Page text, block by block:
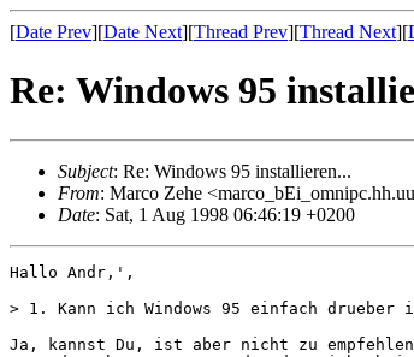
[Date Prev][Date Next][Thread Prev][Thread Next][
Re: Windows 95
Subject: Re: Windows 95 installieren...
From: Marco Zehe
Date: Sat, 1 Aug 1998 06:46:19 +0200
Hallo Andr‚',
> 1. Kann ich Windows 95 einfach
Ja, kannst Du, ist aber nicht zu